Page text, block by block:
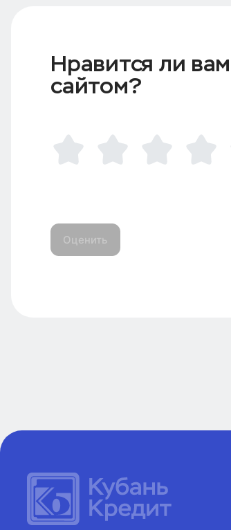
Нравится ли
сайтом?
Оценить